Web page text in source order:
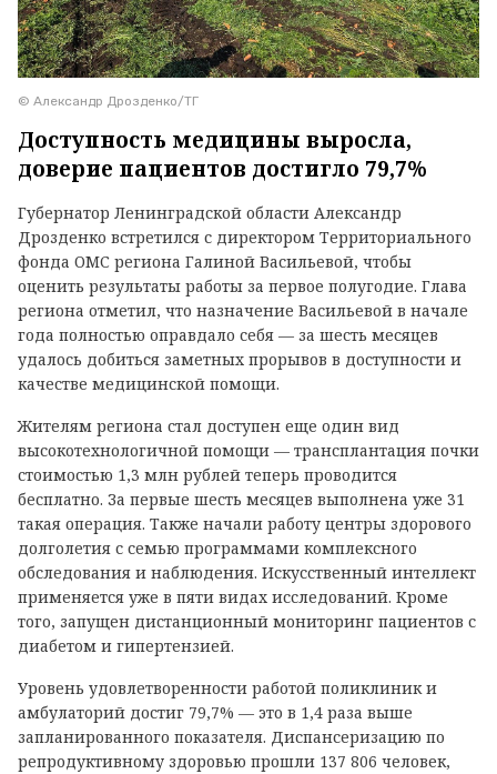
© Александр Дрозденко/ТГ
Доступность медицины выросла,
доверие пациентов достигло 79,7%
Губернатор Ленинградской области Александр
Дрозденко встретился с директором Территориального
фонда ОМС региона Галиной Васильевой, чтобы
оценить результаты работы за первое полугодие. Глава
региона отметил, что назначение Васильевой в начале
года полностью оправдало себя — за шесть месяцев
удалось добиться заметных прорывов в доступности и
качестве медицинской помощи.
Жителям региона стал доступен еще один вид
высокотехнологичной помощи — трансплантация почки
стоимостью 1,3 млн рублей теперь проводится
бесплатно. За первые шесть месяцев выполнена уже 31
такая операция. Также начали работу центры здорового
долголетия с семью программами комплексного
обследования и наблюдения. Искусственный интеллект
применяется уже в пяти видах исследований. Кроме
того, запущен дистанционный мониторинг пациентов с
диабетом и гипертензией.
Уровень удовлетворенности работой поликлиник и
амбулаторий достиг 79,7% — это в 1,4 раза выше
запланированного показателя. Диспансеризацию по
репродуктивному здоровью прошли 137 806 человек,